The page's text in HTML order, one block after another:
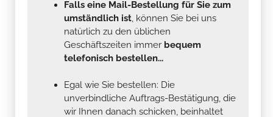
Falls eine Mail-Bestellung für Sie zum
umständlich ist, können Sie bei uns
natürlich zu den üblichen
Geschäftszeiten immer bequem
telefonisch bestellen...
Egal wie Sie bestellen: Die
unverbindliche Auftrags-Bestätigung, die
wir Ihnen danach schicken, beinhaltet